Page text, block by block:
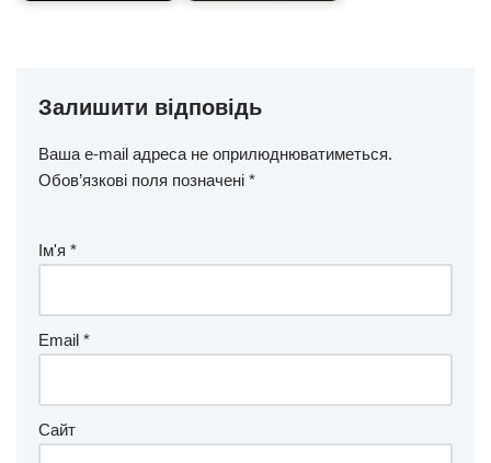
Залишити відповідь
Ваша e-mail адреса не оприлюднюватиметься.
Обов’язкові поля позначені *
Ім'я *
Email *
Сайт